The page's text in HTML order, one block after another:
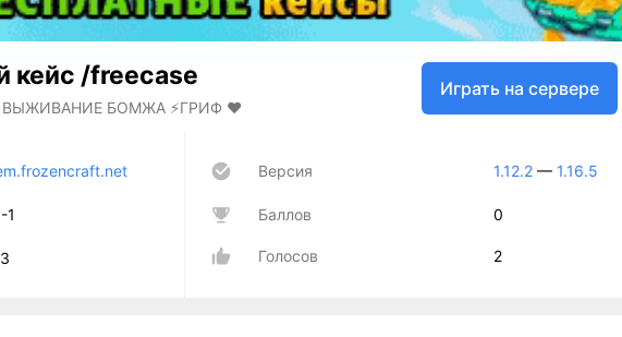
кейс /freecase
⚡ ВЫЖИВАНИЕ БОМЖА ⚡ГРИФ ❤️
Играть на сервере
1
Версия 1.12.2 — 1.16.5
Баллов 0
Голосов 2